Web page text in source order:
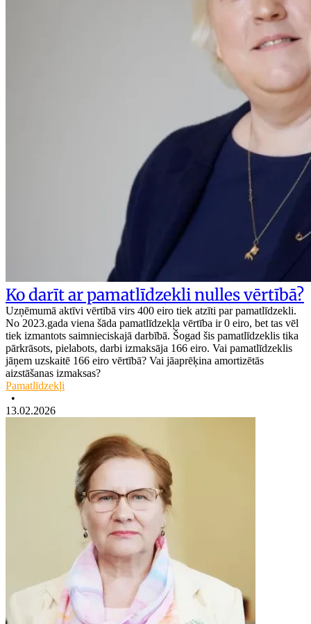
Ko darīt ar pamatlīdzekli nulles vērtībā?
Uzņēmumā aktīvi vērtībā virs 400 eiro tiek atzīti par pamatlīdzekli.
No 2023.gada viena šāda pamatlīdzekļa vērtība ir 0 eiro, bet tas vēl
tiek izmantots saimnieciskajā darbībā. Šogad šis pamatlīdzeklis tika
pārkrāsots, pielabots, darbi izmaksāja 166 eiro. Vai pamatlīdzeklis
jāņem uzskaitē 166 eiro vērtībā? Vai jāaprēķina amortizētās
aizstāšanas izmaksas?
Pamatlīdzekļi
•
13.02.2026